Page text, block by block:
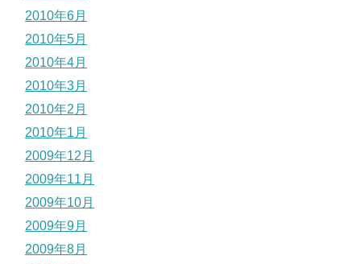
2010年6月
2010年5月
2010年4月
2010年3月
2010年2月
2010年1月
2009年12月
2009年11月
2009年10月
2009年9月
2009年8月